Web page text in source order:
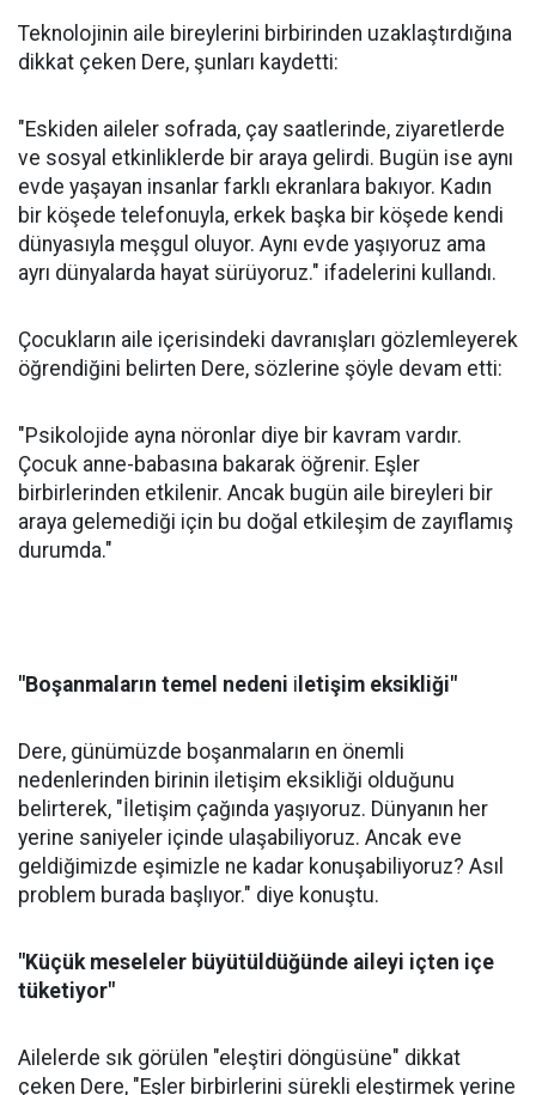
Teknolojinin aile bireylerini birbirinden uzaklaştırdığına
dikkat çeken Dere, şunları kaydetti:
"Eskiden aileler sofrada, çay saatlerinde, ziyaretlerde
ve sosyal etkinliklerde bir araya gelirdi. Bugün ise aynı
evde yaşayan insanlar farklı ekranlara bakıyor. Kadın
bir köşede telefonuyla, erkek başka bir köşede kendi
dünyasıyla meşgul oluyor. Aynı evde yaşıyoruz ama
ayrı dünyalarda hayat sürüyoruz." ifadelerini kullandı.
Çocukların aile içerisindeki davranışları gözlemleyerek
öğrendiğini belirten Dere, sözlerine şöyle devam etti:
"Psikolojide ayna nöronlar diye bir kavram vardır.
Çocuk anne-babasına bakarak öğrenir. Eşler
birbirlerinden etkilenir. Ancak bugün aile bireyleri bir
araya gelemediği için bu doğal etkileşim de zayıflamış
durumda."
"Boşanmaların temel nedeni i letişim eksikliği"
Dere, günümüzde boşanmaların en önemli
nedenlerinden birinin iletişim eksikliği olduğunu
belirterek, "İletişim çağında yaşıyoruz. Dünyanın her
yerine saniyeler içinde ulaşabiliyoruz. Ancak eve
geldiğimizde eşimizle ne kadar konuşabiliyoruz? Asıl
problem burada başlıyor." diye konuştu.
"Küçük meseleler büyütüldüğünde aileyi içten içe
tüketiyor"
Ailelerde sık görülen "eleştiri döngüsüne" dikkat
çeken Dere, "Eşler birbirlerini sürekli eleştirmek yerine